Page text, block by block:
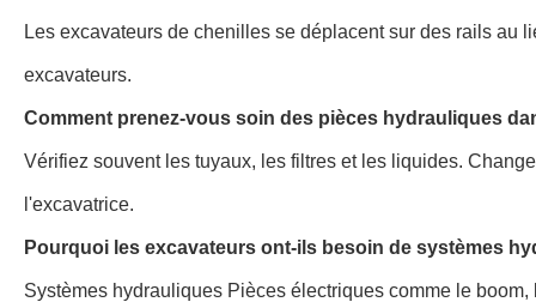
Les excavateurs de chenilles se déplacent sur des rails au
excavateurs.
Comment prenez-vous soin des pièces hydrauliques
Vérifiez souvent les tuyaux, les filtres et les liquides.
l'excavatrice.
Pourquoi les excavateurs ont-ils besoin de systèmes
Systèmes hydrauliques Pièces électriques comme le